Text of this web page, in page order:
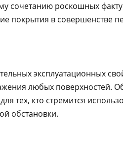
сочетанию роскошных
покрытия в совершенстве
эксплуатационных
любых поверхностей.
тех, кто стремится
обстановки.